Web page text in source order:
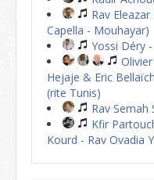
Rav
Capella - Mouhayar)
Yossi Déry
Hejaje & Eric
(rite Tunis)
Rav Semah
Kfir
Kourd - Rav Ovadia